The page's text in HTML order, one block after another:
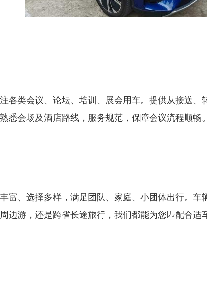
各类会议、论坛、培训、展会用车。提供从接送、
悉会场及酒店路线，服务规范，保障会议流程顺
富、选择多样，满足团队、家庭、小团体出行。
边游，还是跨省长途旅行，我们都能为您匹配合